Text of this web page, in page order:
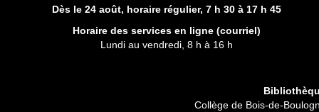
Dès le 24 août, horaire régulier, 7 h 30 à 17 h 45
Horaire des services en ligne (courriel)
Lundi au vendredi, 8 h à 16 h
Collège de Bois-de-